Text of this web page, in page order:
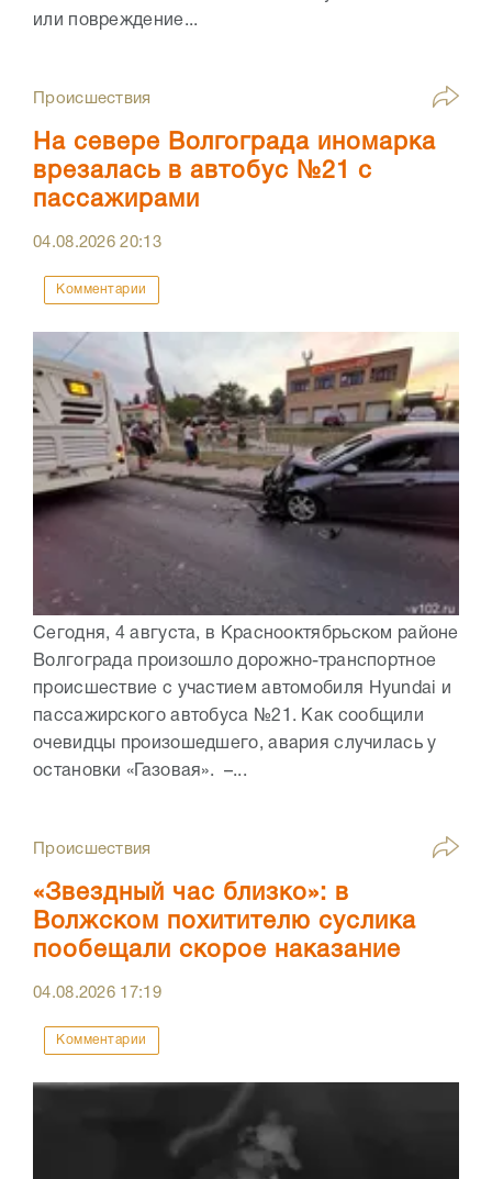
или повреждение...
Происшествия
На севере Волгограда иномарка
врезалась в автобус №21 с
пассажирами
04.08.202620:13
Комментарии
Сегодня, 4 августа, в Краснооктябрьском районе
Волгограда произошло дорожно-транспортное
происшествие с участием автомобиля Hyundai и
пассажирского автобуса №21. Как сообщили
очевидцы произошедшего, авария случилась у
остановки «Газовая». –...
Происшествия
«Звездный час близко»: в
Волжском похитителю суслика
пообещали скорое наказание
04.08.2026 17:19
Комментарии